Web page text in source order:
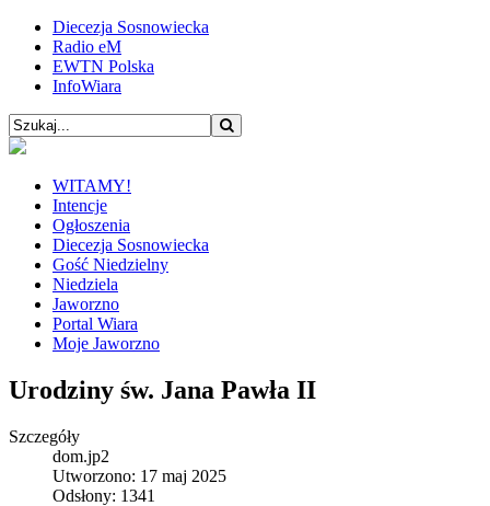
Diecezja Sosnowiecka
Radio eM
EWTN Polska
InfoWiara
WITAMY!
Intencje
Ogłoszenia
Diecezja Sosnowiecka
Gość Niedzielny
Niedziela
Jaworzno
Portal Wiara
Moje Jaworzno
Urodziny św. Jana Pawła II
Szczegóły
dom.jp2
Utworzono: 17 maj 2025
Odsłony: 1341